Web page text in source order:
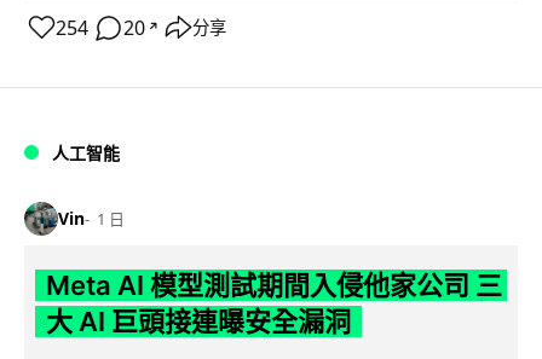
254 20 ↗ 分享
人工智能
Vin 1 日
Meta AI 模型測試期間入侵他家公司 三
大 AI 巨頭接連曝安全漏洞